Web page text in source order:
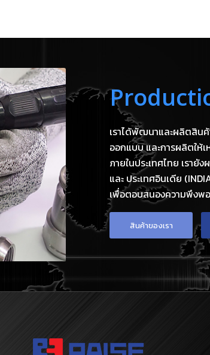
เราได้พัฒนาและผลิตสิน
ออกแบบ และการผลิตให้
ภายในประเทศไทย เรา
และ ประเทศอินเดีย
เพื่อตอบสนองความพึงพ
สินค้าของเรา